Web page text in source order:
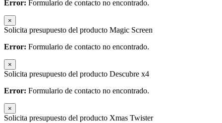
Error: Formulario de contacto no encontrado.
×
Solicita presupuesto del producto Magic Screen
Error: Formulario de contacto no encontrado.
×
Solicita presupuesto del producto Descubre x4
Error: Formulario de contacto no encontrado.
×
Solicita presupuesto del producto Xmas Twister